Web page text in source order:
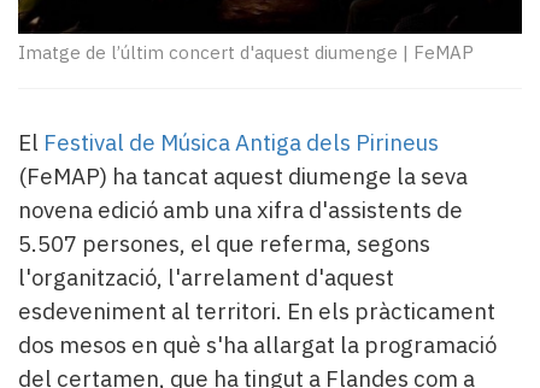
Subscriptors
La
newsletter
Contingut
patrocinat
Lo
llegit...
Editorial
Imatge de l’últim concert d'aquest diumenge | FeMAP
El Festival de Música Antiga dels Pirineus
(FeMAP) ha tancat aquest diumenge la seva
novena edició amb una xifra d'assistents de
5.507 persones, el que referma, segons
l'organització, l'arrelament d'aquest
esdeveniment al territori. En els pràcticament
dos mesos en què s'ha allargat la programació
del certamen, que ha tingut a Flandes com a